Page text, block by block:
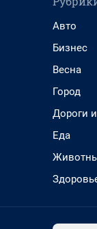
Авто
Бизнес
Весна
Город
Дороги
Еда